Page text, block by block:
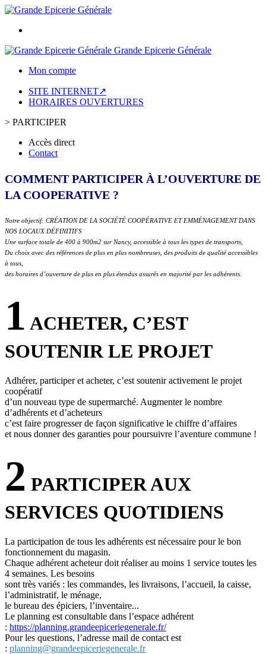
Grande Epicerie Générale
Mon compte
SITE INTERNET↗
HORAIRES OUVERTURES
> PARTICIPER
Accès direct
Contact
COMMENT PARTICIPER À L’OUVERTURE DE
LA COOPERATIVE ?
Notre objectif: CRÉATION DE LA SOCIÉTÉ COOPÉRATIVE ET EMMÉNAGEMENT DANS
NOS LOCAUX DÉFINITIFS
Une surface totale de 400 à 900m2 sur Nancy, accessible à tous les types de transports,
Du choix avec des références de plus en plus nombreuses, des produits de qualité accessibles
à tous,
des horaires d’ouverture de plus en plus étendus assurés en majorité par les adhérents.
1 ACHETER, C’EST
SOUTENIR LE PROJET
Adhérer, participer et acheter, c’est soutenir activement le projet
coopératif
d’un nouveau type de supermarché. Augmenter le nombre
d’adhérents et d’acheteurs
c’est faire progresser de façon significative le chiffre d’affaires
et nous donner des garanties pour poursuivre l’aventure commune !
2 PARTICIPER AUX
SERVICES QUOTIDIENS
La participation de tous les adhérents est nécessaire pour le bon
fonctionnement du magasin.
Chaque adhérent acheteur doit réaliser au moins 1 service toutes les
4 semaines. Les besoins
sont très variés : les commandes, les livraisons, l’accueil, la caisse,
l’administratif, le ménage,
le bureau des épiciers, l’inventaire...
Le planning est consultable dans l’espace adhérent
: https://planning.grandeepiceriegenerale.fr/
Pour les questions, l’adresse mail de contact est
: planning@grandeepiceriegenerale.fr